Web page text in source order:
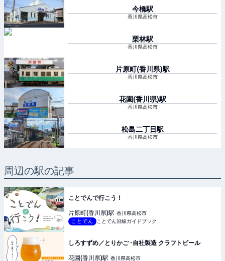
今橋駅
香川県高松市
栗林駅
香川県高松市
片原町(香川県)駅
香川県高松市
花園(香川県)駅
香川県高松市
松島二丁目駅
香川県高松市
周辺の駅の記事
ことでんで行こう！
片原町(香川県)駅 香川県高松市
ことでん
ことでん沿線ガイドブック
しろすずめ／とりかご -自社製造 クラフトビール
花園(香川県)駅 香川県高松市